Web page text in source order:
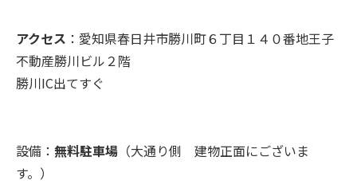
アクセス ：愛知県春日井市勝川町６丁目１４０番地王子
不動産勝川ビル２階
勝川IC出てすぐ
設備： 無料駐車場 （大通り側 建物正面にございま
す。）